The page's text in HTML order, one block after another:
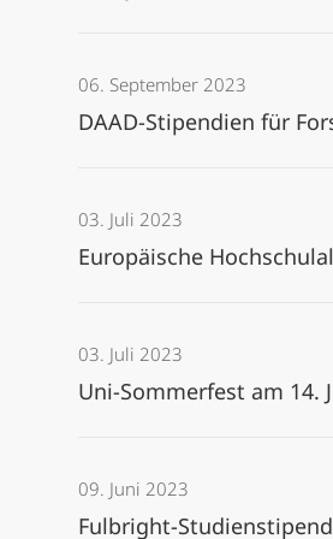
06. September 2023
DAAD-Stipendien für
03. Juli 2023
Europäische
03. Juli 2023
Uni-Sommerfest am
09. Juni 2023
Fulbright-